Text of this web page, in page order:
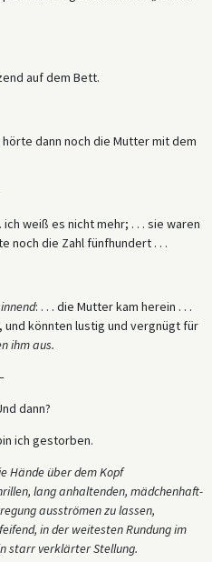
auf dem Bett.
hörte dann noch die Mutter mit dem
ich weiß es nicht mehr; . . . sie waren
noch die Zahl fünfhundert . . .
: . . . die Mutter kam herein . . .
könnten lustig und vergnügt für
ihm aus.
dann?
ich gestorben.
Hände über dem Kopf
lang anhaltenden, mädchenhaft-
ausströmen zu lassen,
in der weitesten Rundung im
starr verklärter Stellung.